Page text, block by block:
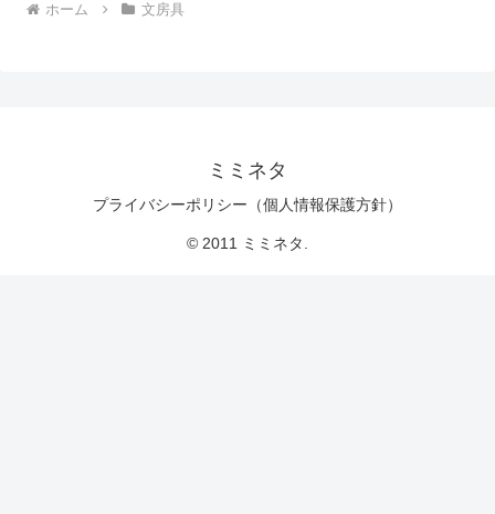
ホーム 文房具
ミミネタ
プライバシーポリシー（個人情報保護方針）
© 2011 ミミネタ.